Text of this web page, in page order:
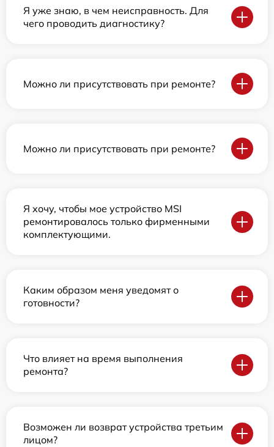
Я уже знаю, в чем неисправность. Для
чего проводить диагностику?
Можно ли присутствовать при ремонте?
Можно ли присутствовать при ремонте?
Я хочу, чтобы мое устройство MSI
ремонтировалось только фирменными
комплектующими.
Каким образом меня уведомят о
готовности?
Что влияет на время выполнения
ремонта?
Возможен ли возврат устройства третьим
лицом?